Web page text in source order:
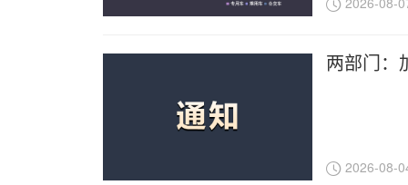
两部门：
2026-08-